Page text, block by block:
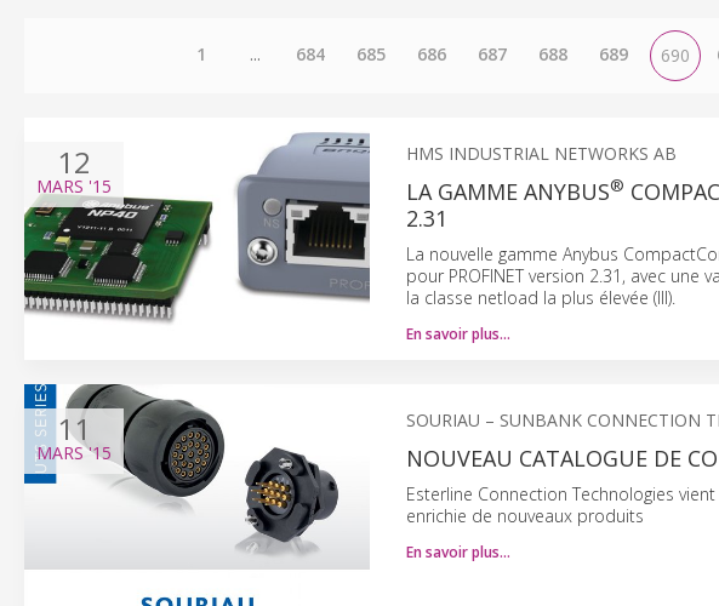
1 ... 684 685 686 687 688 689 690
12
MARS '15
HMS INDUSTRIAL NETWORKS AB
LA GAMME ANYBUS®
2.31
La nouvelle gamme Anybus
pour PROFINET version 2.31, avec
la classe netload la plus élevée (III).
En savoir plus…
11
MARS'15
SOURIAU – SUNBANK CONNECTION
NOUVEAU CATALOGUE DE
Esterline Connection Technologies
enrichie de nouveaux produits
En savoir plus…